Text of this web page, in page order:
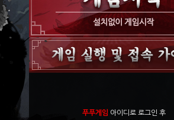
푸푸게임 아이디로 로그인 후